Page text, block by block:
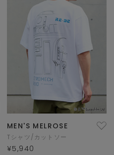
MEN'S MELROSE
Tシャツ/カットソー
¥5,940